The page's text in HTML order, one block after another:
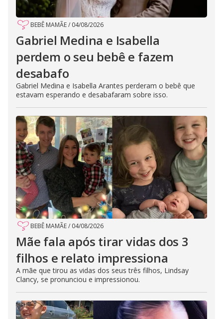
BEBÊ MAMÃE/ 04/08/2026
Gabriel Medina e Isabella
perdem o seu bebê e fazem
desabafo
Gabriel Medina e Isabella Arantes perderam o bebê que
estavam esperando e desabafaram sobre isso.
BEBÊ MAMÃE/ 04/08/2026
Mãe fala após tirar vidas dos 3
filhos e relato impressiona
A mãe que tirou as vidas dos seus três filhos, Lindsay
Clancy, se pronunciou e impressionou.